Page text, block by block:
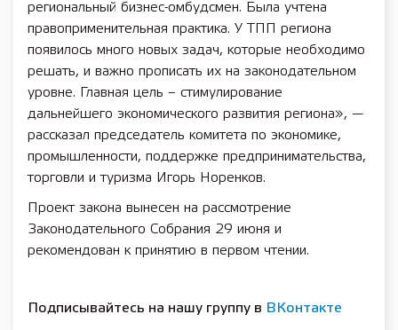
региональный бизнес-омбудсмен. Была учтена
правоприменительная практика. У ТПП региона
появилось много новых задач, которые необходимо
решать, и важно прописать их на законодательном
уровне. Главная цель – стимулирование
дальнейшего экономического развития региона», —
рассказал председатель комитета по экономике,
промышленности, поддержке предпринимательства,
торговли и туризма Игорь Норенков.
Проект закона вынесен на рассмотрение
Законодательного Собрания 29 июня и
рекомендован к принятию в первом чтении.
Подписывайтесь на нашу группу в ВКонтакте